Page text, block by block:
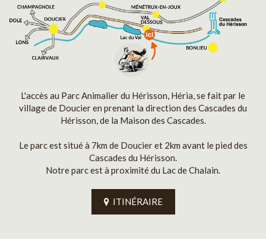
L'accès au Parc Animalier du Hérisson, Héria, se fait par le
village de Doucier en prenant la direction des Cascades du
Hérisson, de la Maison des Cascades.
Le parc est situé à 7km de Doucier et 2km avant le pied des
Cascades du Hérisson.
Notre parc est à proximité du Lac de Chalain.
ITINÉRAIRE